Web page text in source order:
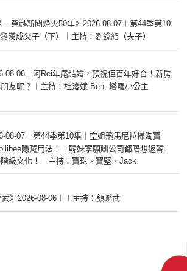
– 穿越新聞烽火50年》2026-08-07︱第44季第10
漢成父子（下）︱主持：劉銳紹（夫子）
08-06︱阿Rei年尾結婚，預祝佢百年好合！新房
友呢？︱主持：杜浚斌 Ben, 塔羅小公主
08-07︱第44季第10集｜空姐飛馬尼拉掃淘寶
隱藏用法！︱韓妹寧願瞓公司都唔想返韓
級文化！︱主持：寶珠、寶堅、Jack
武》2026-08-06︱︱主持：顏聯武